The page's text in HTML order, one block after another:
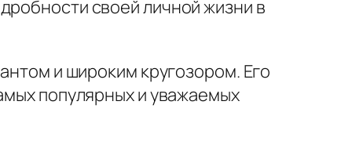
своей личной жизни в
и широким кругозором. Его
популярных и уважаемых